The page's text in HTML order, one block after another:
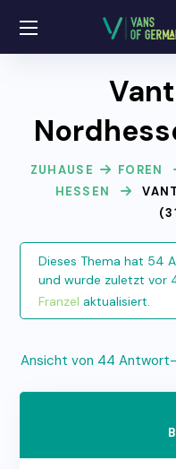
ZUHAUSE FOREN
HESSEN
Dieses Thema hat 54
und wurde zuletzt vor
Franzel aktualisiert.
Ansicht von 44